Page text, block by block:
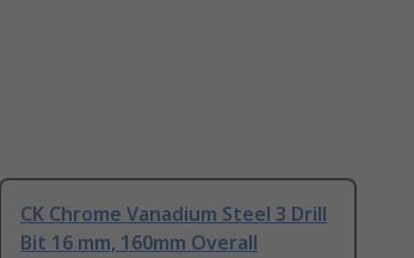
CK Chrome Vanadium Steel 3 Drill
Bit 16 mm, 160mm Overall